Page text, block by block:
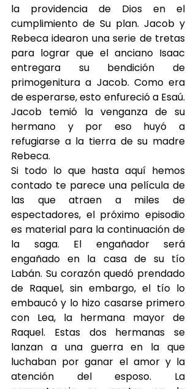
la providencia de Dios en el
cumplimiento de Su plan. Jacob y
Rebeca idearon una serie de tretas
para lograr que el anciano Isaac
entregara su bendición de
primogenitura a Jacob. Como era
de esperarse, esto enfureció a Esaú.
Jacob temió la venganza de su
hermano y por eso huyó a
refugiarse a la tierra de su madre
Rebeca.
Si todo lo que hasta aquí hemos
contado te parece una película de
las que atraen a miles de
espectadores, el próximo episodio
es material para la continuación de
la saga. El engañador será
engañado en la casa de su tío
Labán. Su corazón quedó prendado
de Raquel, sin embargo, el tío lo
embaucó y lo hizo casarse primero
con Lea, la hermana mayor de
Raquel. Estas dos hermanas se
lanzan a una guerra en la que
luchaban por ganar el amor y la
atención del esposo. La